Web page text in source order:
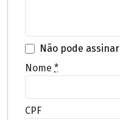
Não pode assinar
Nome *
CPF